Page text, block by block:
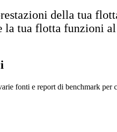
della tua
la tua flotta funzioni
fonti e report di benchmark per